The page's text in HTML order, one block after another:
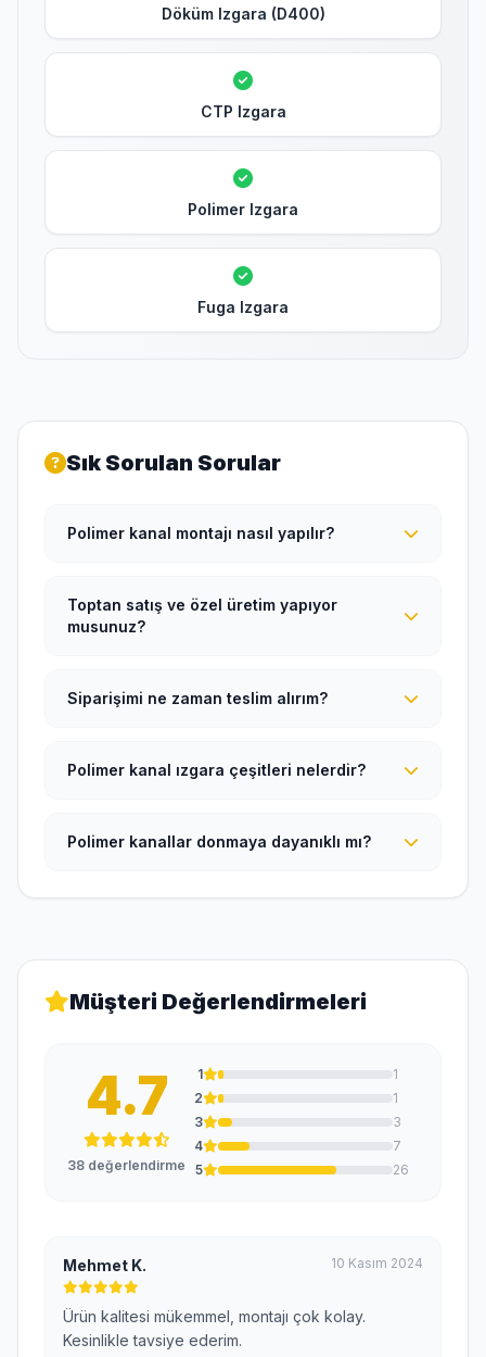
Döküm Izgara (D400)
CTP Izgara
Polimer Izgara
Fuga Izgara
Sık Sorulan Sorular
Polimer kanal montajı nasıl yapılır?
Toptan satış ve özel üretim yapıyor
musunuz?
Siparişimi ne zaman teslim alırım?
Polimer kanal ızgara çeşitleri nelerdir?
Polimer kanallar donmaya dayanıklı mı?
Müşteri Değerlendirmeleri
4.7
38 değerlendirme
1
1
2
1
3
3
4
7
5
26
Mehmet K. 10 Kasım 2024
Ürün kalitesi mükemmel, montajı çok kolay.
Kesinlikle tavsiye ederim.